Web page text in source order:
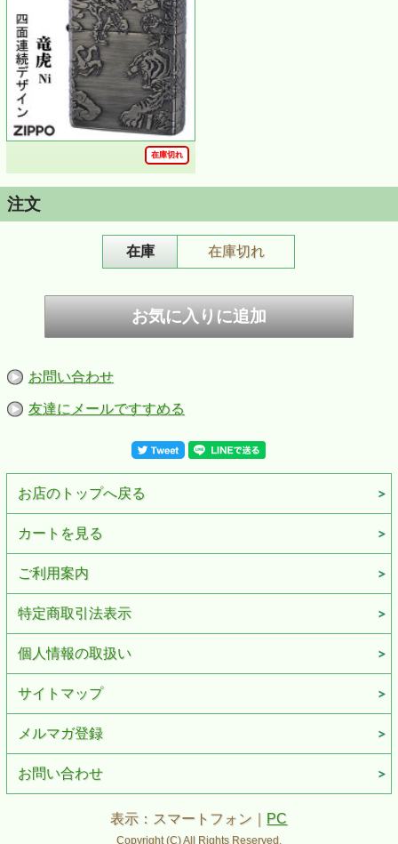
ZIPPO/龍虎 4面連続デザイン ブラス 真鍮 エッチン
厄災を祓い、 守護すると崇められてきた龍虎 、古来から描
かれている勇猛果敢な様子を4面連続エッチングで表現しま
躍動感あふれるデザインで迫力満点です。
ゼントにもいかがでしょうか。
また、海外へのお土産にしても喜ばれそうです。
■サイズ約（当店計測値）：H56.4mm W38.3mm
■仕様：ブラッシュドブラス、エッチング、4面連続加工
■ケース：レギュラーケース
■付属品：ZIPPO社専用箱、ZIPPO社永久保証書
※お客様のご利用のブラウザの環境により商品の色合いが
実際のものと多少異なる場合がございますので、予めご了
承ください。
在庫切れ
注文
在庫 在庫切れ
お問い合わせ
友達にメールですすめる
お店のトップへ戻る
カートを見る
ご利用案内
特定商取引法表示
個人情報の取扱い
サイトマップ
メルマガ登録
お問い合わせ
表示：スマートフォン｜ PC
Copyright (C) All Rights Reserved.